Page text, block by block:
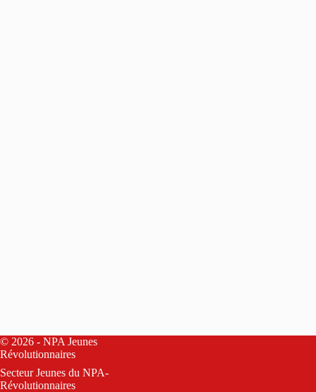
© 2026 - NPA Jeunes
Révolutionnaires
Secteur Jeunes du NPA-
Révolutionnaires